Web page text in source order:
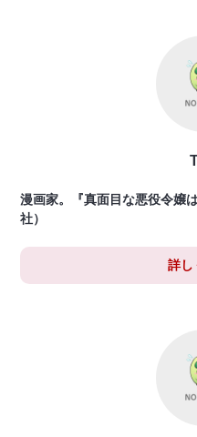
漫画家。『真面目な悪役令嬢
社）
詳し